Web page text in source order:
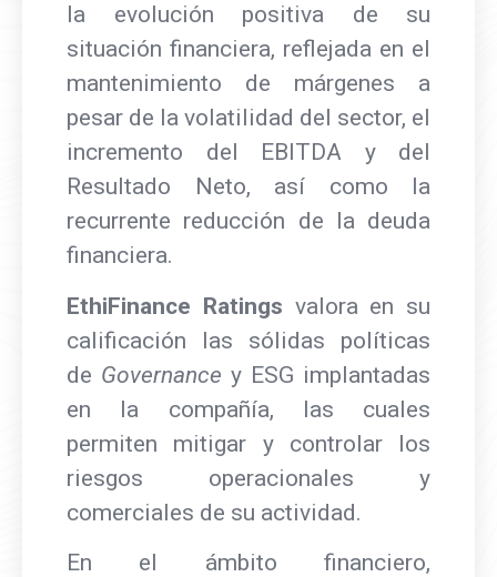
la evolución positiva de su
situación financiera, reflejada en el
mantenimiento de márgenes a
pesar de la volatilidad del sector, el
incremento del EBITDA y del
Resultado Neto, así como la
recurrente reducción de la deuda
financiera.
EthiFinance Ratings valora en su
calificación las sólidas políticas
de Governance y ESG implantadas
en la compañía, las cuales
permiten mitigar y controlar los
riesgos operacionales y
comerciales de su actividad.
En el ámbito financiero,